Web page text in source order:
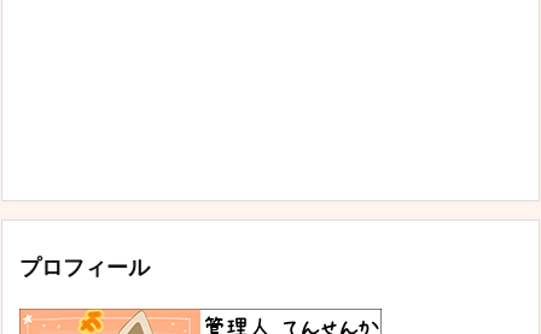
プロフィール